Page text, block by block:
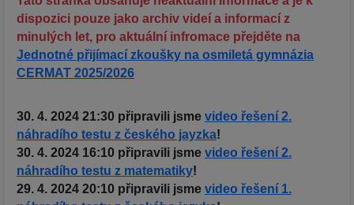
dispozici pouze jako archiv videí a informací z
minulých let, pro aktuální infromace přejděte na
Jednotné přijímací zkoušky na osmiletá gymnázia
CERMAT 2025/2026
30. 4. 2024 21:30 připravili jsme video řešení 2.
náhradího testu z českého jayzka!
30. 4. 2024 16:10 připravili jsme video řešení 2.
náhradího testu z matematiky!
29. 4. 2024 20:10 připravili jsme video řešení 1.